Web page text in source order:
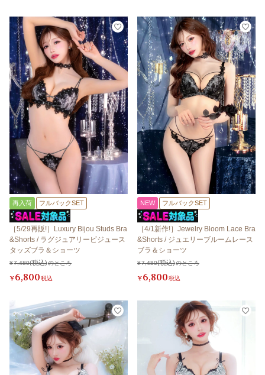
再入荷 フルバックSET
［5/29再販!］Luxury Bijou Studs Bra
&Shorts / ラグジュアリービジュース
タッズブラ＆ショーツ
¥7,480 のところ
¥6,800税込
NEW フルバックSET
［4/1新作!］Jewelry Bloom Lace Bra
&Shorts / ジュエリーブルームレース
ブラ＆ショーツ
¥7,480 のところ
¥6,800税込